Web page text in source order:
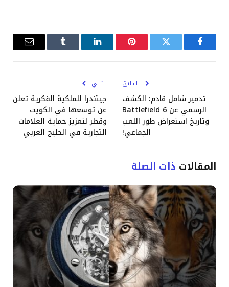
فيسبوكتويتر بينتيريستلينكدإن Tumblrالبريد
السابق
تدمير شامل قادم: الكشف
الرسمي عن Battlefield 6
وتاريخ استعراض طور اللعب
الجماعي!
التالي
جيتندرا للملكية الفكرية تعلن
عن توسعها في الكويت
وقطر لتعزيز حماية العلامات
التجارية في الخليج العربي
المقالات ذات الصلة